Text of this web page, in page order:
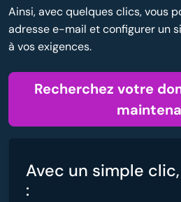
Ainsi, avec quelques clics, vous
adresse e-mail et configurer un
à vos exigences.
Recherchez votre
Avec un simple
: